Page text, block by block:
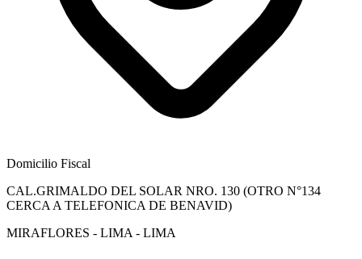
Domicilio Fiscal
CAL.GRIMALDO DEL SOLAR NRO. 130 (OTRO N°134
CERCA A TELEFONICA DE BENAVID)
MIRAFLORES - LIMA - LIMA